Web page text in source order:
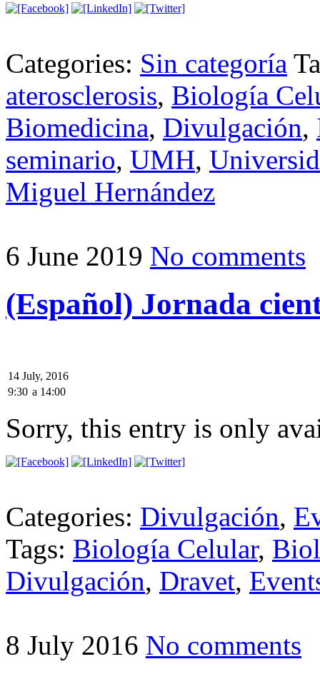
Categories: Sin categoría
aterosclerosis, Biología
Biomedicina, Divulgación,
seminario, UMH,
Miguel Hernández
6 June 2019 No comments
(Español) Jornada
14 July, 2016
9:30 a 14:00
Sorry, this entry is only
Categories: Divulgación,
Tags: Biología Celular,
Divulgación, Dravet,
8 July 2016 No comments